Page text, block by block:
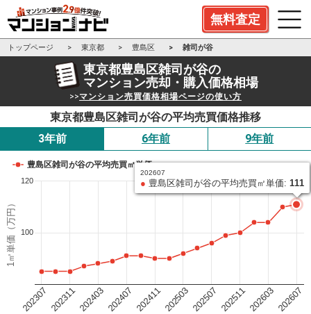
無料査定
トップページ 東京都 豊島区 雑司が谷
東京都豊島区雑司が谷の
マンション売却・購入価格相場
>>マンション売買価格相場ページの使い方
東京都豊島区雑司が谷の平均売買価格推移
3年前
6年前 9年前
1㎡単価（万円）
豊島区雑司が谷の平均売買㎡単価
202307202311202403202407202411202503202507202511202603202607
100
120
202607
● 豊島区雑司が谷の平均売買㎡単価: 111